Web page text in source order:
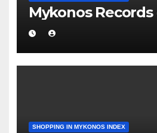
Mykonos Records
SHOPPING IN MYKONOS INDEX